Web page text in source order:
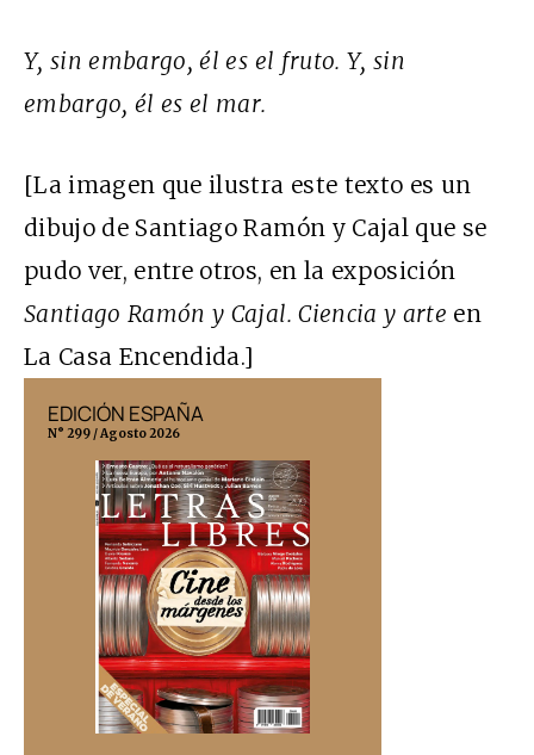
Y, sin embargo, él es el fruto. Y, sin
embargo, él es el mar.
[La imagen que ilustra este texto es un
dibujo de Santiago Ramón y Cajal que se
pudo ver, entre otros, en la exposición
Santiago Ramón y Cajal. Ciencia y arte en
La Casa Encendida.]
EDICIÓN ESPAÑA
N° 299 / Agosto 2026